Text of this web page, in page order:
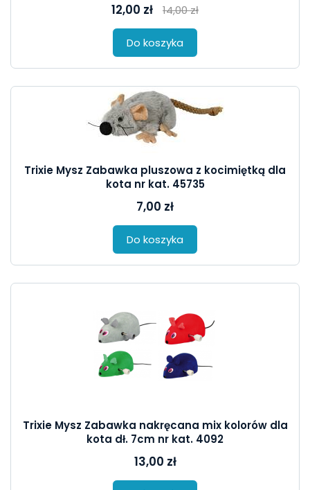
12,00 zł 14,00 zł
Do koszyka
Trixie Mysz Zabawka pluszowa z kocimiętką dla
kota nr kat. 45735
7,00 zł
Do koszyka
Trixie Mysz Zabawka nakręcana mix kolorów dla
kota dł. 7cm nr kat. 4092
13,00 zł